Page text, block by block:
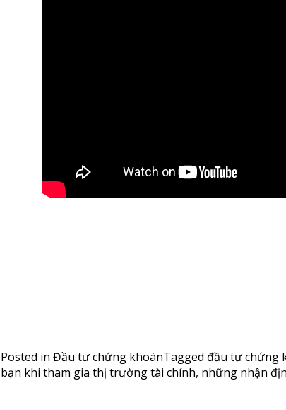
Posted in Đầu tư chứng khoánTagged đầu tư chứng
bạn khi tham gia thị trường tài chính, những nhận